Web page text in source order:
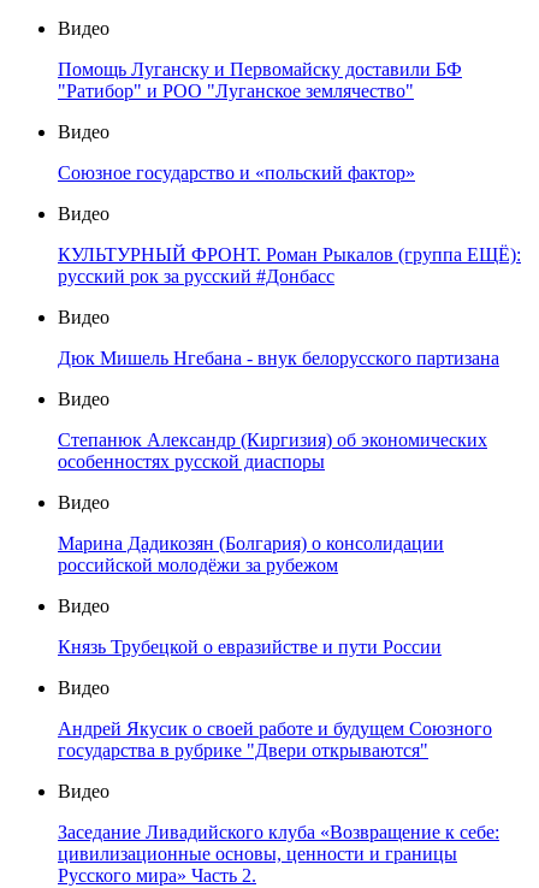
Видео
Помощь Луганску и Первомайску доставили БФ
"Ратибор" и РОО "Луганское землячество"
Видео
Союзное государство и «польский фактор»
Видео
КУЛЬТУРНЫЙ ФРОНТ. Роман Рыкалов (группа ЕЩЁ):
русский рок за русский #Донбасс
Видео
Дюк Мишель Нгебана - внук белорусского партизана
Видео
Степанюк Александр (Киргизия) об экономических
особенностях русской диаспоры
Видео
Марина Дадикозян (Болгария) о консолидации
российской молодёжи за рубежом
Видео
Князь Трубецкой о евразийстве и пути России
Видео
Андрей Якусик о своей работе и будущем Союзного
государства в рубрике "Двери открываются"
Видео
Заседание Ливадийского клуба «Возвращение к себе:
цивилизационные основы, ценности и границы
Русского мира» Часть 2.